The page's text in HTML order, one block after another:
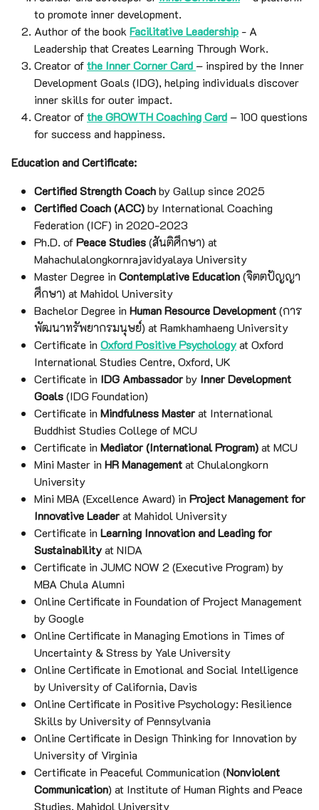
to promote inner development.
Author of the book Facilitative Leadership- A
Leadership that Creates Learning Through Work.
Creator ofthe Inner Corner Card– inspired by the Inner
Development Goals (IDG), helping individuals discover
inner skills for outer impact.
Creator ofthe GROWTH Coaching Card– 100 questions
for success and happiness.
Education and Certificate:
Certified Strength Coachby Gallup since 2025
Certified Coach (ACC)by International Coaching
Federation (ICF) in 2020-2023
Ph.D. ofPeace Studies(สันติศึกษา) at
Mahachulalongkornrajavidyalaya University
Master Degree in Contemplative Education(จิตตปัญญา
ศึกษา) at Mahidol University
Bachelor Degree in Human Resource Development(การ
พัฒนาทรัพยากรมนุษย์) at Ramkhamhaeng University
Certificate in Oxford Positive Psychologyat Oxford
International Studies Centre, Oxford, UK
Certificate in IDG Ambassadorby Inner Development
Goals(IDG Foundation)
Certificate in Mindfulness Masterat International
Buddhist Studies College of MCU
Certificate in Mediator (International Program)at MCU
Mini Master in HR Managementat Chulalongkorn
University
Mini MBA (Excellence Award) in Project Management for
Innovative Leaderat Mahidol University
Certificate in Learning Innovation and Leading for
Sustainabilityat NIDA
Certificate in JUMC NOW 2 (Executive Program) by
MBA Chula Alumni
Online Certificate in Foundation of Project Management
by Google
Online Certificate in Managing Emotions in Times of
Uncertainty & Stress by Yale University
Online Certificate in Emotional and Social Intelligence
by University of California, Davis
Online Certificate in Positive Psychology: Resilience
Skills by University of Pennsylvania
Online Certificate in Design Thinking for Innovation by
University of Virginia
Certificate in Peaceful Communication (Nonviolent
Communication) at Institute of Human Rights and Peace
Studies, Mahidol University